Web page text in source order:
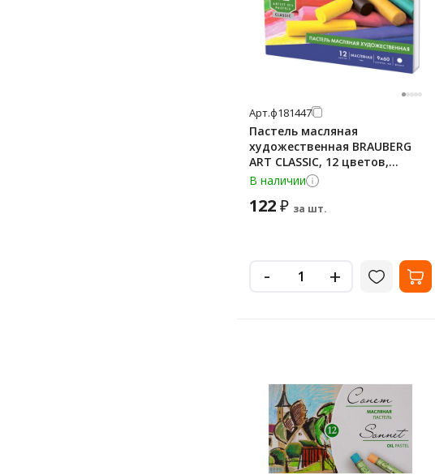
Арт.ф181447
Пастель масляная
художественная BRAUBERG
ART CLASSIC, 12 цветов,
круглое сечение, 181447
В наличии
122₽ за шт.
- +